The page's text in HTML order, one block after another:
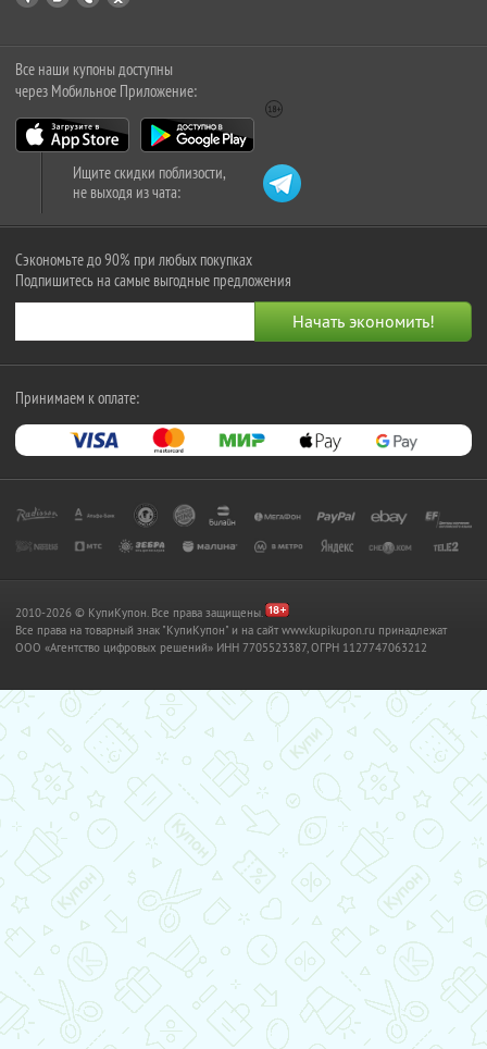
Все наши купоны доступны
через Мобильное Приложение:
Ищите скидки поблизости,
не выходя из чата:
Сэкономьте до 90% при любых покупках
Подпишитесь на самые выгодные предложения
Принимаем к оплате:
2010-2026 © КупиКупон. Все права защищены.
Все права на товарный знак "КупиКупон" и на сайт www.kupikupon.ru принадлежат
OOO «Агентство цифровых решений» ИНН 7705523387, ОГРН 1127747063212